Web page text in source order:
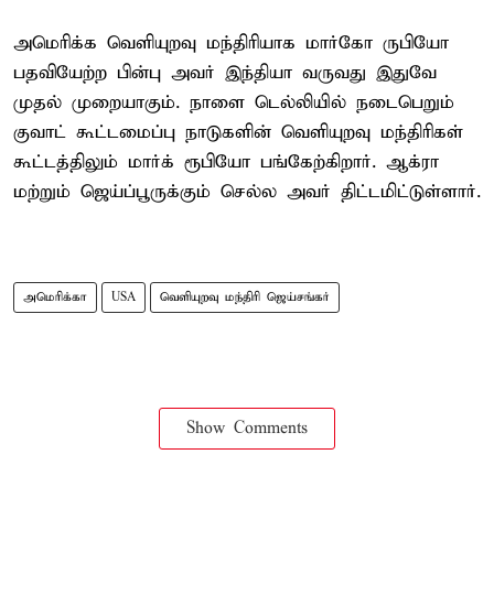
அமெரிக்க வெளியுறவு மந்திரியாக மார்கோ ருபியோ
பதவியேற்ற பின்பு அவர் இந்தியா வருவது இதுவே
முதல் முறையாகும். நாளை டெல்லியில் நடைபெறும்
குவாட் கூட்டமைப்பு நாடுகளின் வெளியுறவு மந்திரிகள்
கூட்டத்திலும் மார்க் ரூபியோ பங்கேற்கிறார். ஆக்ரா
மற்றும் ஜெய்ப்பூருக்கும் செல்ல அவர் திட்டமிட்டுள்ளார்.
அமெரிக்கா USA வெளியுறவு மந்திரி ஜெய்சங்கர்
Show Comments